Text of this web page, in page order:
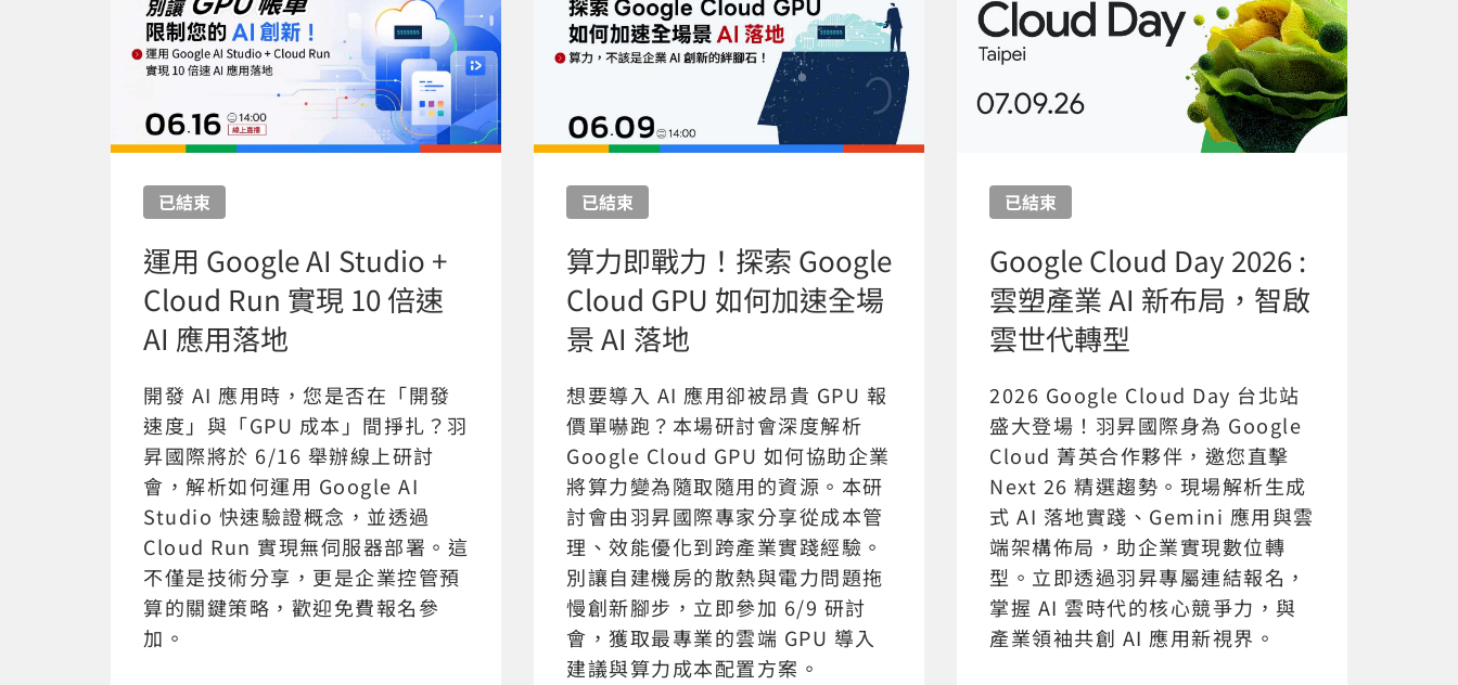
已結束
運用 Google AI Studio +
Cloud Run 實現 10 倍速
AI 應用落地
開發 AI 應用時，您是否在「開發
速度」與「GPU 成本」間掙扎？羽
昇國際將於 6/16 舉辦線上研討
會，解析如何運用 Google AI
Studio 快速驗證概念，並透過
Cloud Run 實現無伺服器部署。這
不僅是技術分享，更是企業控管預
算的關鍵策略，歡迎免費報名參
加。
已結束
算力即戰力！探索 Google
Cloud GPU 如何加速全場
景 AI 落地
想要導入 AI 應用卻被昂貴 GPU 報
價單嚇跑？本場研討會深度解析
Google Cloud GPU 如何協助企業
將算力變為隨取隨用的資源。本研
討會由羽昇國際專家分享從成本管
理、效能優化到跨產業實踐經驗。
別讓自建機房的散熱與電力問題拖
慢創新腳步，立即參加 6/9 研討
會，獲取最專業的雲端 GPU 導入
建議與算力成本配置方案。
已結束
Google Cloud Day 2026 :
雲塑產業 AI 新布局，智啟
雲世代轉型
2026 Google Cloud Day 台北站
盛大登場！羽昇國際身為 Google
Cloud 菁英合作夥伴，邀您直擊
Next 26 精選趨勢。現場解析生成
式 AI 落地實踐、Gemini 應用與雲
端架構佈局，助企業實現數位轉
型。立即透過羽昇專屬連結報名，
掌握 AI 雲時代的核心競爭力，與
產業領袖共創 AI 應用新視界。